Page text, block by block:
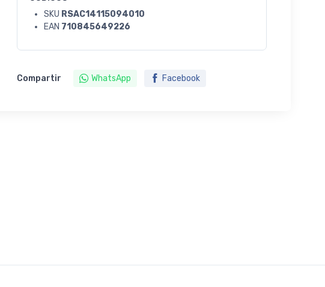
SKU RSAC14115094010
EAN 710845649226
Compartir WhatsApp Facebook